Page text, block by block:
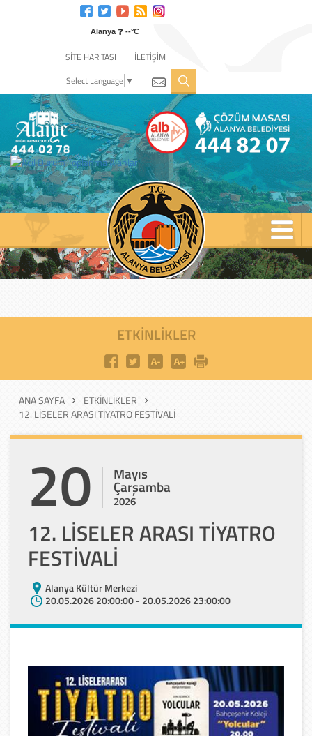
Alanya ❓ --°C
SİTE HARİTASI
İLETİŞİM
Select Language ▼
ETKINLIKLER
ANA SAYFA
ETKINLIKLER
12. LİSELER ARASI TİYATRO FESTİVALİ
20 Mayıs
Çarşamba
2026
12. LİSELER ARASI TİYATRO
FESTİVALİ
Alanya Kültür Merkezi
20.05.2026 20:00:00 - 20.05.2026 23:00:00